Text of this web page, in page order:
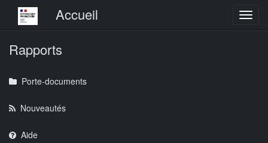
Menu principalAccueil
Rapports
Porte-documents
Nouveautés
Aide